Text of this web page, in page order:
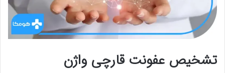
تشخیص عفونت قارچی واژن